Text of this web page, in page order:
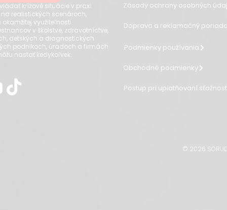
krízové situácie v praxi.
realistických scenároch,
využiteľnosti.
v školstve, zdravotníctve,
detských a diagnostických
podnikoch, úradoch a firmách
nastať kedykoľvek.
Zásady ochrany osobných
Doprava a reklamačný
Podmienky používania
Obchodné podmienky
Postup pri uplatňovaní
© 2026